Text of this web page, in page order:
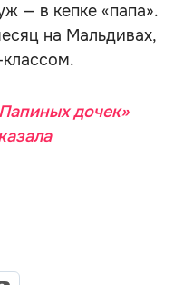
— в кепке «папа».
на Мальдивах,
дочек»